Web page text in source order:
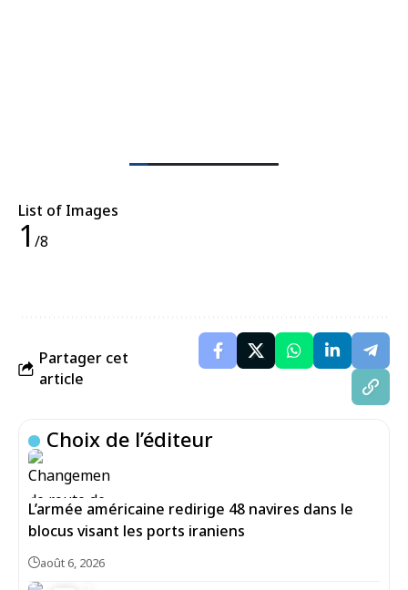
List of Images
1 /8
Partager cet
article
Choix de l’éditeur
L’armée américaine redirige 48 navires dans le
blocus visant les ports iraniens
août 6, 2026